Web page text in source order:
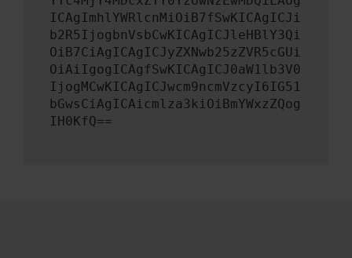
ICAgImhlYWRlcnMiOiB7fSwKICAgICJi
b2R5IjogbnVsbCwKICAgICJleHBlY3Qi
OiB7CiAgICAgICJyZXNwb25zZVR5cGUi
OiAiIgogICAgfSwKICAgICJ0aW1lb3V0
IjogMCwKICAgICJwcm9ncmVzcyI6IG51
bGwsCiAgICAicmlza3kiOiBmYWxzZQog
IH0KfQ==